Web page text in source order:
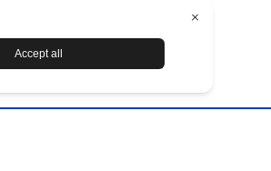
款政策
备保养和维护